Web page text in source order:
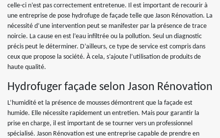
celle-ci n’est pas correctement entretenue. Il est important de recourir à
une entreprise de pose hydrofuge de façade telle que Jason Rénovation. La
nécessité d’une intervention peut se manifester par la présence de trace
noircie. La cause en est l’eau infiltrée ou la pollution. Seul un diagnostic
précis peut le déterminer. D’ailleurs, ce type de service est compris dans
ceux que propose la société. À cela, s’ajoute l’utilisation de produits de
haute qualité.
Hydrofuger façade selon Jason Rénovation
L’humidité et la présence de mousses démontrent que la façade est
humide. Elle nécessite rapidement un entretien. Mais pour garantir la
prise en charge, il est important de se tourner vers un professionnel
spécialisé. Jason Rénovation est une entreprise capable de prendre en